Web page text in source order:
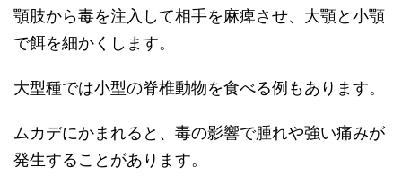
顎肢から毒を注入して相手を麻痺させ、大顎と小顎
で餌を細かくします。
大型種では小型の脊椎動物を食べる例もあります。
ムカデにかまれると、毒の影響で腫れや強い痛みが
発生することがあります。